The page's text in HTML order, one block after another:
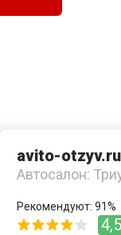
avito-otzyv.ru
Автосалон:
Рекомендуют: 91%
4,5